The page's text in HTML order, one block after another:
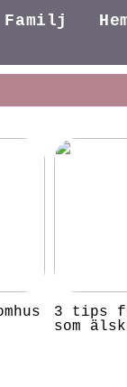
Familj
3 tips
som